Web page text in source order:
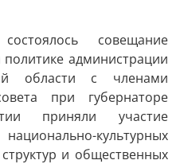
совещание
администрации
области с членами
при губернаторе
приняли участие
культурных
и общественных